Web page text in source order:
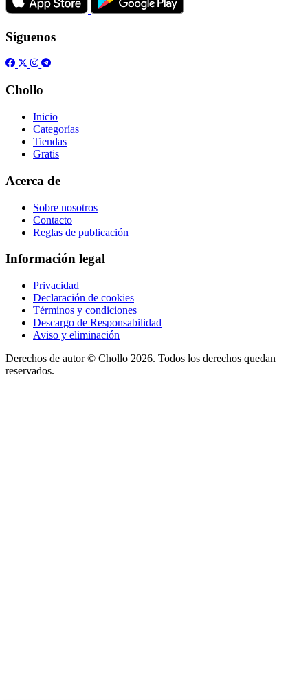
Síguenos
Chollo
Inicio
Categorías
Tiendas
Gratis
Acerca de
Sobre nosotros
Contacto
Reglas de publicación
Información legal
Privacidad
Declaración de cookies
Términos y condiciones
Descargo de Responsabilidad
Aviso y eliminación
Derechos de autor © Chollo 2026. Todos los derechos quedan
reservados.